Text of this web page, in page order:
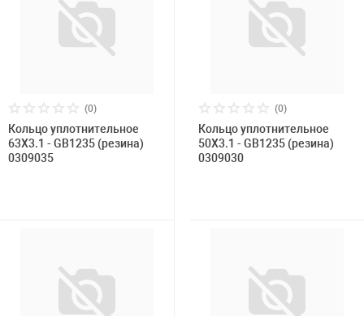
(0)
Кольцо уплотнительное
63X3.1 - GB1235 (резина)
0309035
(0)
Кольцо уплотнительное
50X3.1 - GB1235 (резина)
0309030